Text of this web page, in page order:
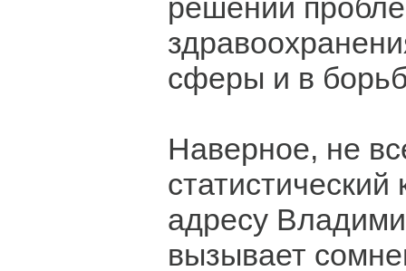
решении
сферы и в
Наверное, не
адресу
вызывает